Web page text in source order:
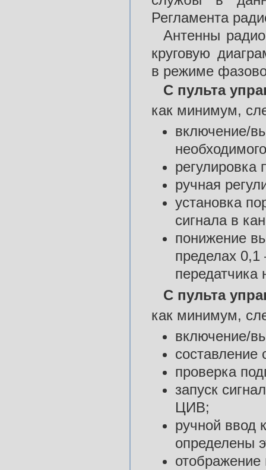
Регламента
Антенны
круговую
в режиме
С пульта
как минимум,
включение/
регулировка
ручная
установка
сигнала в
понижение
пределах
передатчика
С пульта
как минимум,
включение/
проверка
запуск
ЦИВ;
ручной ввод
определены